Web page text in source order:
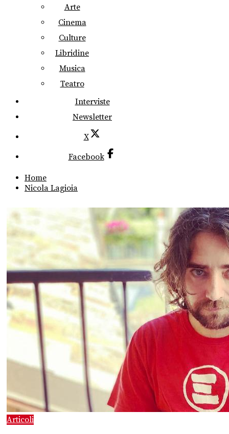
Arte
Cinema
Culture
Libridine
Musica
Teatro
Interviste
Newsletter
X
Facebook
Home
Nicola Lagioia
Articoli